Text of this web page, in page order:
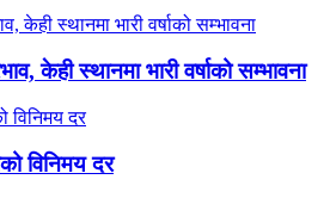
केही स्थानमा भारी वर्षाको सम्भावना
विनिमय दर